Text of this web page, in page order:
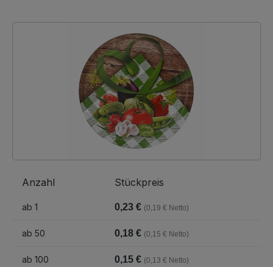
Anzahl Stückpreis
ab 1 0,23 € (0,19 € Netto)
ab 50 0,18 € (0,15 € Netto)
ab 100 0,15 € (0,13 € Netto)